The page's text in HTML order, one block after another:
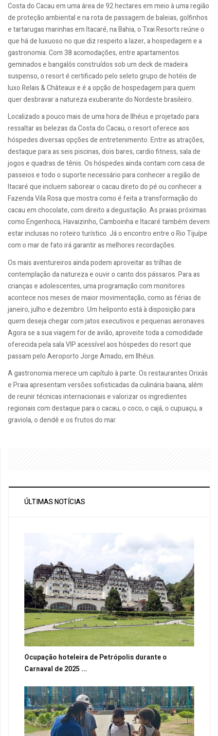
Costa do Cacau em uma área de 92 hectares em meio à uma região
de proteção ambiental e na rota de passagem de baleias, golfinhos
e tartarugas marinhas em Itacaré, na Bahia, o Txai Resorts reúne o
que há de luxuoso no que diz respeito a lazer, a hospedagem e a
gastronomia. Com 38 acomodações, entre apartamentos
geminados e bangalôs construídos sob um deck de madeira
suspenso, o resort é certificado pelo seleto grupo de hotéis de
luxo Relais & Châteaux e é a opção de hospedagem para quem
quer desbravar a natureza exuberante do Nordeste brasileiro.
Localizado a pouco mais de uma hora de Ilhéus e projetado para
ressaltar as belezas da Costa do Cacau, o resort oferece aos
hóspedes diversas opções de entretenimento. Entre as atrações,
destaque para as seis piscinas, dois bares, cardio fitness, sala de
jogos e quadras de tênis. Os hóspedes ainda contam com casa de
passeios e todo o suporte necessário para conhecer a região de
Itacaré que incluem saborear o cacau direto do pé ou conhecer a
Fazenda Vila Rosa que mostra como é feita a transformação do
cacau em chocolate, com direito a degustação. As praias próximas
como Engenhoca, Havaizinho, Camboinha e Itacaré também devem
estar inclusas no roteiro turístico. Já o encontro entre o Rio Tijuípe
com o mar de fato irá garantir as melhores recordações.
Os mais aventureiros ainda podem aproveitar as trilhas de
contemplação da natureza e ouvir o canto dos pássaros. Para as
crianças e adolescentes, uma programação com monitores
acontece nos meses de maior movimentação, como as férias de
janeiro, julho e dezembro. Um heliponto está à disposição para
quem deseja chegar com jatos executivos e pequenas aeronaves.
Agora se a sua viagem for de avião, aproveite toda a comodidade
oferecida pela sala VIP acessível aos hóspedes do resort que
passam pelo Aeroporto Jorge Amado, em Ilhéus.
A gastronomia merece um capítulo à parte. Os restaurantes Orixás
e Praia apresentam versões sofisticadas da culinária baiana, além
de reunir técnicas internacionais e valorizar os ingredientes
regionais com destaque para o cacau, o coco, o cajá, o cupuaçu, a
graviola, o dendê e os frutos do mar.
ÚLTIMAS NOTÍCIAS
Ocupação hoteleira de Petrópolis durante o
Carnaval de 2025 ...